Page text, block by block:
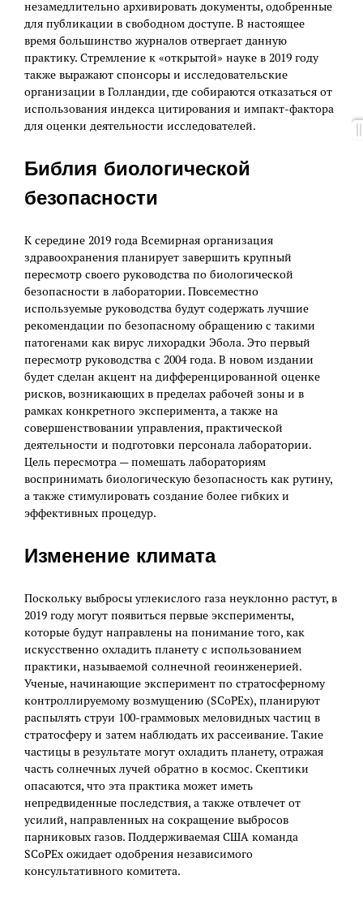
незамедлительно архивировать документы, одобренные
для публикации в свободном доступе. В настоящее
время большинство журналов отвергает данную
практику. Стремление к «открытой» науке в 2019 году
также выражают спонсоры и исследовательские
организации в Голландии, где собираются отказаться от
использования индекса цитирования и импакт-фактора
для оценки деятельности исследователей.
Библия биологической
безопасности
К середине 2019 года Всемирная организация
здравоохранения планирует завершить крупный
пересмотр своего руководства по биологической
безопасности в лаборатории. Повсеместно
используемые руководства будут содержать лучшие
рекомендации по безопасному обращению с такими
патогенами как вирус лихорадки Эбола. Это первый
пересмотр руководства с 2004 года. В новом издании
будет сделан акцент на дифференцированной оценке
рисков, возникающих в пределах рабочей зоны и в
рамках конкретного эксперимента, а также на
совершенствовании управления, практической
деятельности и подготовки персонала лаборатории.
Цель пересмотра — помешать лабораториям
воспринимать биологическую безопасность как рутину,
а также стимулировать создание более гибких и
эффективных процедур.
Изменение климата
Поскольку выбросы углекислого газа неуклонно растут, в
2019 году могут появиться первые эксперименты,
которые будут направлены на понимание того, как
искусственно охладить планету с использованием
практики, называемой солнечной геоинженерией.
Ученые, начинающие эксперимент по стратосферному
контроллируемому возмущению (SCoPEx), планируют
распылять струи 100-граммовых меловидных частиц в
стратосферу и затем наблюдать их рассеивание. Такие
частицы в результате могут охладить планету, отражая
часть солнечных лучей обратно в космос. Скептики
опасаются, что эта практика может иметь
непредвиденные последствия, а также отвлечет от
усилий, направленных на сокращение выбросов
парниковых газов. Поддерживаемая США команда
SCoPEx ожидает одобрения независимого
консультативного комитета.